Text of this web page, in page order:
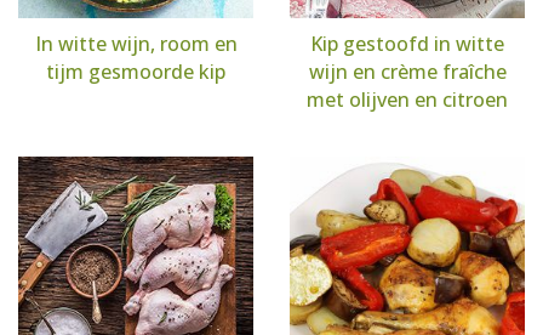
In witte wijn, room en
tijm gesmoorde kip
Kip gestoofd in witte
wijn en crème fraîche
met olijven en citroen